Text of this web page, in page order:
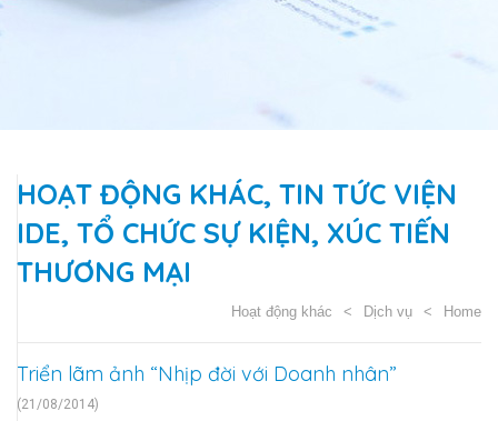
HOẠT ĐỘNG KHÁC, TIN TỨC VIỆN
IDE, TỔ CHỨC SỰ KIỆN, XÚC TIẾN
THƯƠNG MẠI
Home
Dịch vụ
Hoạt động khác
Triển lãm ảnh “Nhịp đời với Doanh nhân”
(21/08/2014)